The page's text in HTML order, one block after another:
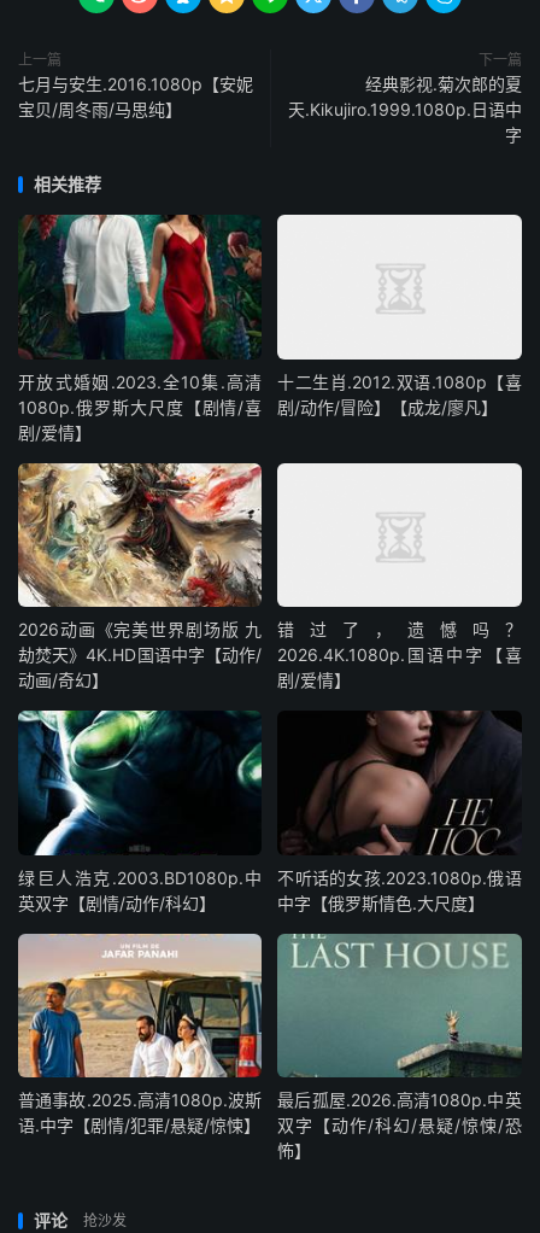
上一篇
七月与安生.2016.1080p【安妮
宝贝/周冬雨/马思纯】
下一篇
经典影视.菊次郎的夏
天.Kikujiro.1999.1080p.日语中
字
相关推荐
开放式婚姻.2023.全10集.高清
1080p.俄罗斯大尺度【剧情/喜
剧/爱情】
十二生肖.2012.双语.1080p【喜
剧/动作/冒险】【成龙/廖凡】
2026动画《完美世界剧场版 九
劫焚天》4K.HD国语中字【动作/
动画/奇幻】
错过了，遗憾吗？
2026.4K.1080p.国语中字【喜
剧/爱情】
绿巨人浩克.2003.BD1080p.中
英双字【剧情/动作/科幻】
不听话的女孩.2023.1080p.俄语
中字【俄罗斯情色.大尺度】
普通事故.2025.高清1080p.波斯
语.中字【剧情/犯罪/悬疑/惊悚】
最后孤屋.2026.高清1080p.中英
双字【动作/科幻/悬疑/惊悚/恐
怖】
评论 抢沙发